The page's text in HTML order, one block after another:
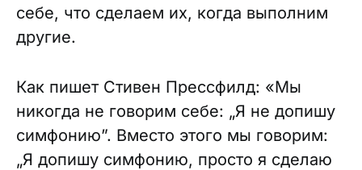
себе, что сделаем их, когда выполним
другие.
Как пишет Стивен Прессфилд: «Мы
никогда не говорим себе: „Я не допишу
симфонию”. Вместо этого мы говорим:
„Я допишу симфонию, просто я сделаю